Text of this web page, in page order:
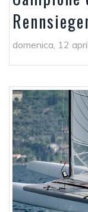
domenica, 12